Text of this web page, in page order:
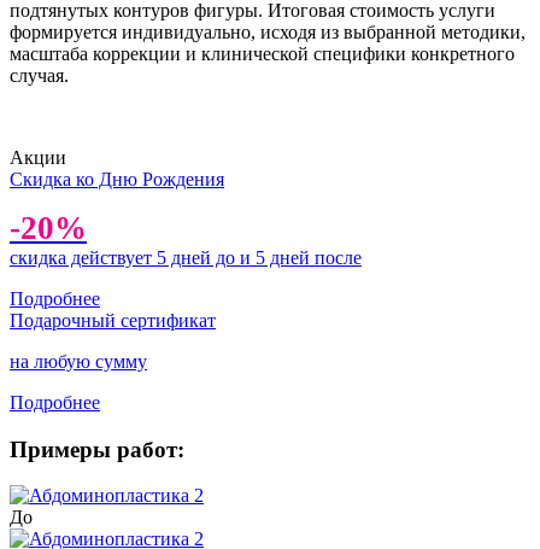
подтянутых контуров фигуры. Итоговая стоимость услуги
формируется индивидуально, исходя из выбранной методики,
масштаба коррекции и клинической специфики конкретного
случая.
Акции
Скидка ко Дню Рождения
-20%
скидка действует 5 дней до и 5 дней после
Подробнее
Подарочный сертификат
на любую сумму
Подробнее
Примеры работ:
До